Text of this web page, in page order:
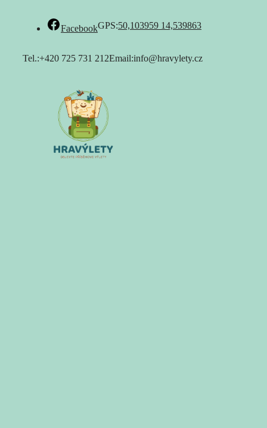
FacebookGPS:50,103959 14,539863
Tel.:+420 725 731 212Email:info@hravylety.cz